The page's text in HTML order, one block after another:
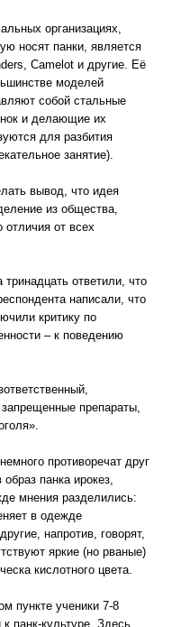
организациях,
носят панки, является
Camelot и другие. Её
моделей
собой стальные
и делающие их
для разбития
занятие).
вывод, что идея
из общества,
отличия от всех
ответили, что
написали, что
критику по
– к поведению
препараты,
противоречат друг
панка ирокез,
мнения разделились:
в одежде
напротив, говорят,
яркие (но рваные)
кислотного цвета.
пункте ученики 7-8
панк-культуре. Здесь